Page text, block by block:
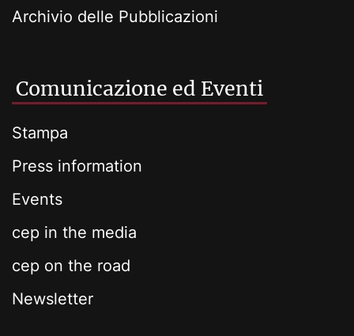
Archivio delle Pubblicazioni
Comunicazione ed Eventi
Stampa
Press information
Events
cep in the media
cep on the road
Newsletter